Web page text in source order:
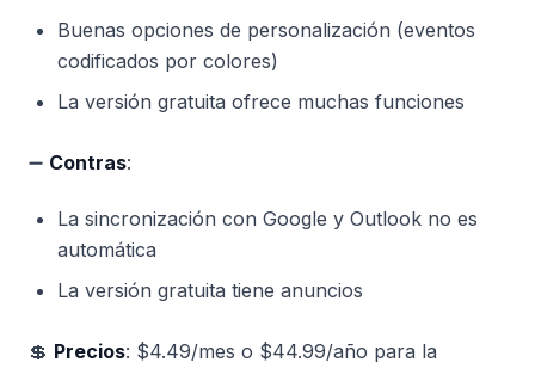
Buenas opciones de personalización (eventos
codificados por colores)
La versión gratuita ofrece muchas funciones
➖ Contras:
La sincronización con Google y Outlook no es
automática
La versión gratuita tiene anuncios
💲 Precios: $4.49/mes o $44.99/año para la